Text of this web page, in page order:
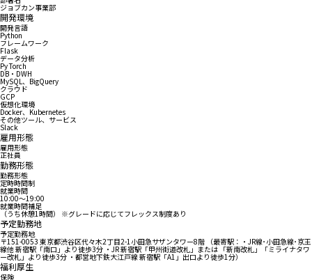
ジョブカン事業部
開発環境
開発言語
Python
フレームワーク
Flask
データ分析
Py Torch
DB・DWH
MySQL、BigQuery
クラウド
GCP
仮想化環境
Docker、Kubernetes
その他ツール、サービス
Slack
雇用形態
雇用形態
正社員
勤務形態
勤務形態
定時時間制
就業時間
10:00〜19:00
就業時間補足
（うち休憩1時間） ※グレードに応じてフレックス制度あり
予定勤務地
予定勤務地
〒151-0053 東京都渋谷区代々木2丁目2-1小田急サザンタワー8階 （最寄駅：・JR線･小田急線･京王
線他 新宿駅「南口」より徒歩3分 ・JR 新宿駅「甲州街道改札」または 「新南改札」「ミライナタワ
ー改札」より徒歩3分 ・都営地下鉄大江戸線 新宿駅「A1」出口より徒歩1分）
福利厚生
保険